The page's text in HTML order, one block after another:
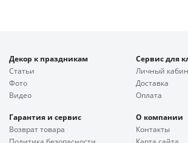
Декор к праздникам
Статьи
Фото
Видео
Сервис для
Личный
Доставка
Оплата
Гарантия и сервис
Возврат товара
О компании
Контакты